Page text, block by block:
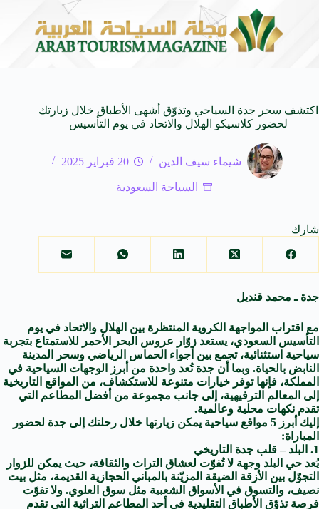
العالمية 8 أغسطس 2026 وزير الثقافة السعودي: استضافة المملكة
اكتشف سحر جدة السياحي وتذوّق أشهى الأطباق خلال زيارتك
لحضور كلاسيكو الهلال والاتحاد في يوم التأسيس
شيماء سيف الدين 20 فبراير 2025
السياحة السعودية
شارك
جدة ـ محمد قنديل
مع اقتراب المواجهة الكروية المنتظرة بين الهلال والاتحاد في يوم
التأسيس السعودي، يستعد زوّار عروس البحر الأحمر للاستمتاع بتجربة
سياحية استثنائية، تجمع بين أجواء الحماس الرياضي وسحر المدينة
النابض بالحياة. وبما أن جدة تُعد واحدة من أبرز الوجهات السياحية في
المملكة، فإنها توفر خيارات متنوعة للاستكشاف، من المواقع التاريخية
إلى المعالم الترفيهية، إلى جانب مجموعة من أفضل المطاعم التي
تقدم نكهات محلية وعالمية.
إليك أبرز 5 مواقع سياحية يمكن زيارتها خلال رحلتك إلى جدة لحضور
المباراة:
1. البلد – قلب جدة التاريخي
يُعد حي البلد وجهة لا تُفوّت لعشاق التراث والثقافة، حيث يمكن للزوار
التجوّل بين الأزقة الضيقة المزيّنة بالمباني الحجازية القديمة، مثل بيت
نصيف، والتسوق في الأسواق الشعبية مثل سوق العلوي. ولا تفوّت
فرصة تذوّق الأطباق التقليدية في أحد المطاعم التراثية التي تقدم